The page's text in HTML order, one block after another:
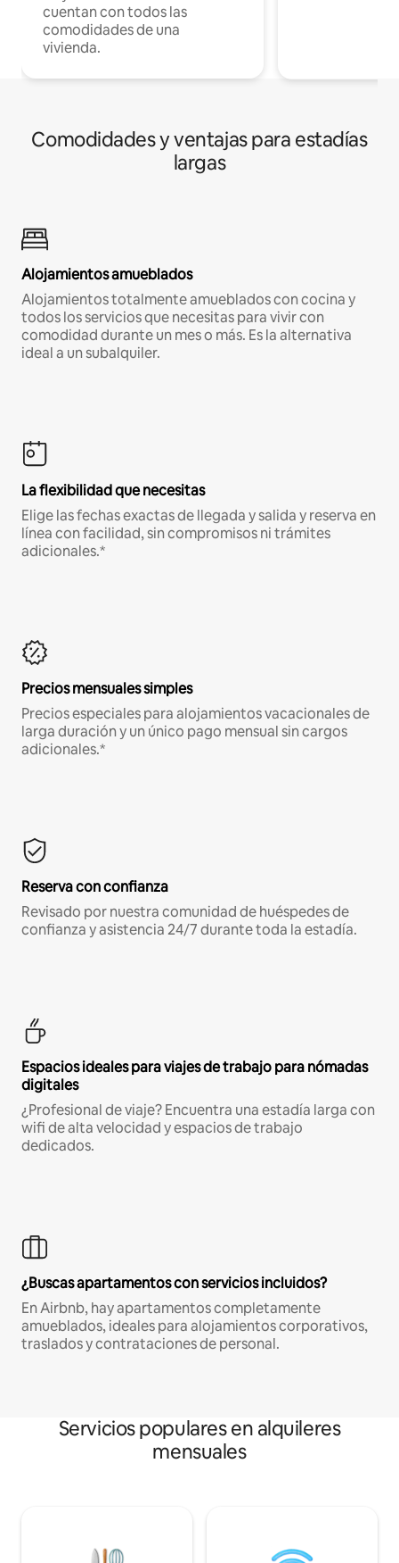
cuentan con todos las
comodidades de una
vivienda.
Comodidades y ventajas para estadías
largas
Alojamientos amueblados
Alojamientos totalmente amueblados con cocina y
todos los servicios que necesitas para vivir con
comodidad durante un mes o más. Es la alternativa
ideal a un subalquiler.
La flexibilidad que necesitas
Elige las fechas exactas de llegada y salida y reserva en
línea con facilidad, sin compromisos ni trámites
adicionales.*
Precios mensuales simples
Precios especiales para alojamientos vacacionales de
larga duración y un único pago mensual sin cargos
adicionales.*
Reserva con confianza
Revisado por nuestra comunidad de huéspedes de
confianza y asistencia 24/7 durante toda la estadía.
Espacios ideales para viajes de trabajo para nómadas
digitales
¿Profesional de viaje? Encuentra una estadía larga con
wifi de alta velocidad y espacios de trabajo
dedicados.
¿Buscas apartamentos con servicios incluidos?
En Airbnb, hay apartamentos completamente
amueblados, ideales para alojamientos corporativos,
traslados y contrataciones de personal.
Servicios populares en alquileres
mensuales